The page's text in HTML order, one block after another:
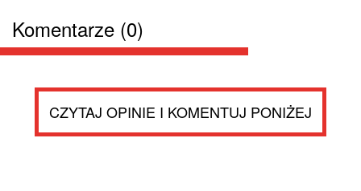
Komentarze (0)
CZYTAJ OPINIE I KOMENTUJ PONIŻEJ